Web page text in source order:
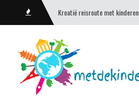
Kroatië reisroute met kinderen